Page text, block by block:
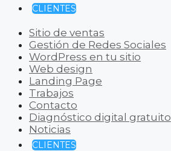
CLIENTES
Sitio de ventas
Gestión de Redes Sociales
WordPress en tu sitio
Web design
Landing Page
Trabajos
Contacto
Diagnóstico digital gratuito
Noticias
CLIENTES